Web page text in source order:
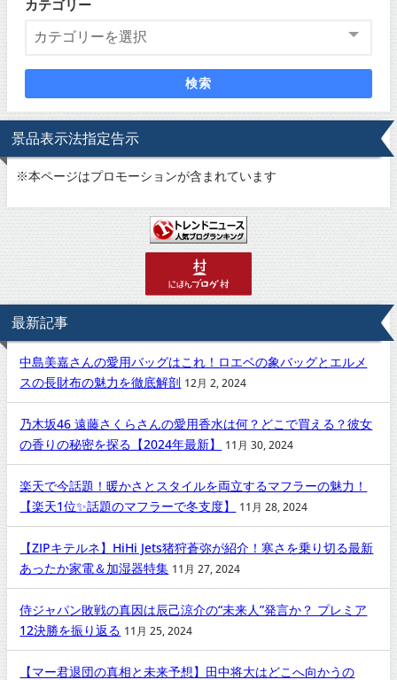
カテゴリー
検索
景品表示法指定告示
※本ページはプロモーションが含まれています
最新記事
中島美嘉さんの愛用バッグはこれ！ロエベの象バッグとエルメ
スの長財布の魅力を徹底解剖 12月 2, 2024
乃木坂46 遠藤さくらさんの愛用香水は何？どこで買える？彼女
の香りの秘密を探る【2024年最新】
11月 30, 2024
楽天で今話題！暖かさとスタイルを両立するマフラーの魅力！
【楽天1位✨話題のマフラーで冬支度】
11月 28, 2024
【ZIPキテルネ】HiHi Jets猪狩蒼弥が紹介！寒さを乗り切る最新
あったか家電＆加湿器特集 11月 27, 2024
侍ジャパン敗戦の真因は辰己涼介の“未来人”発言か？ プレミア
12決勝を振り返る 11月 25, 2024
【マー君退団の真相と未来予想】田中将大はどこへ向かうの